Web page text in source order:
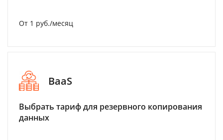
От 1 руб./месяц
BaaS
Выбрать тариф для резервного копирования
данных